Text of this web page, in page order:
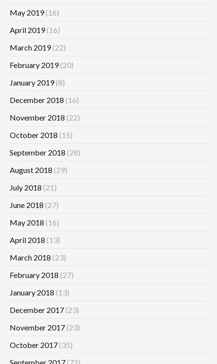
May 2019(16)
April 2019(16)
March 2019(22)
February 2019(20)
January 2019(8)
December 2018 (16)
November 2018 (22)
October 2018 (15)
September 2018 (28)
August 2018 (29)
July 2018 (21)
June 2018 (27)
May 2018 (16)
April 2018 (13)
March 2018 (23)
February 2018 (27)
January 2018 (13)
December 2017(23)
November 2017(23)
October 2017(35)